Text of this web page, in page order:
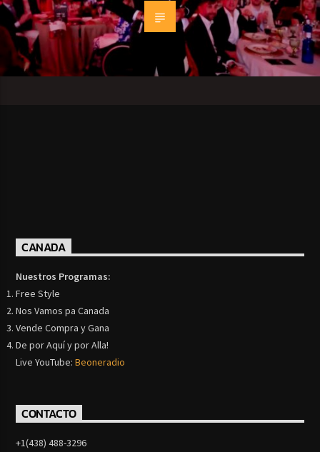
CANADA
Nuestros Programas:
Free Style
Nos Vamos pa Canada
Vende Compra y Gana
De por Aquí y por Alla!
Live YouTube:Beoneradio
CONTACTO
+1(438) 488-3296